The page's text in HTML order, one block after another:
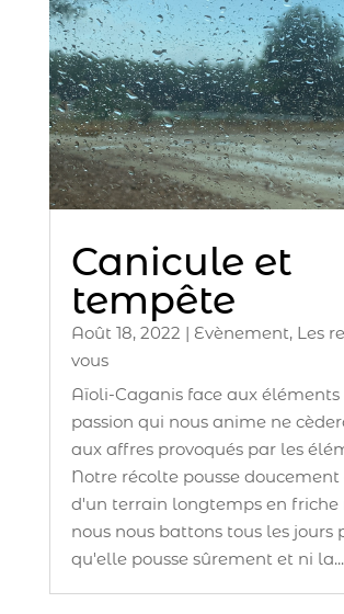
Canicule et
tempête
Août 18, 2022 | Evènement, Les
vous
Aïoli-Caganis face aux éléments
passion qui nous anime ne
aux affres provoqués par les
Notre récolte pousse doucement
d'un terrain longtemps en friche
nous nous battons tous les jours
qu'elle pousse sûrement et ni la...